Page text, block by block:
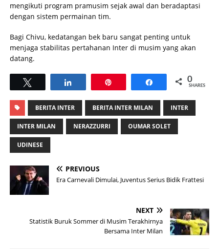
mengikuti program pramusim sejak awal dan beradaptasi
dengan sistem permainan tim.
Bagi Chivu, kedatangan bek baru sangat penting untuk
menjaga stabilitas pertahanan Inter di musim yang akan
datang.
Share 0
SHARES
BERITA INTER BERITA INTER MILAN INTER
INTER MILAN NERAZZURRI OUMAR SOLET
UDINESE
PREVIOUS
Era Carnevali Dimulai, Juventus Serius Bidik Frattesi
NEXT
Statistik Buruk Sommer di Musim Terakhirnya
Bersama Inter Milan